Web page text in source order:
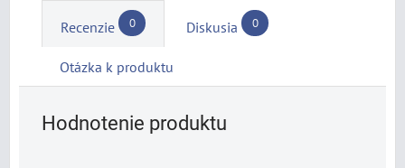
Recenzie 0 Diskusia 0
Otázka k produktu
Hodnotenie produktu